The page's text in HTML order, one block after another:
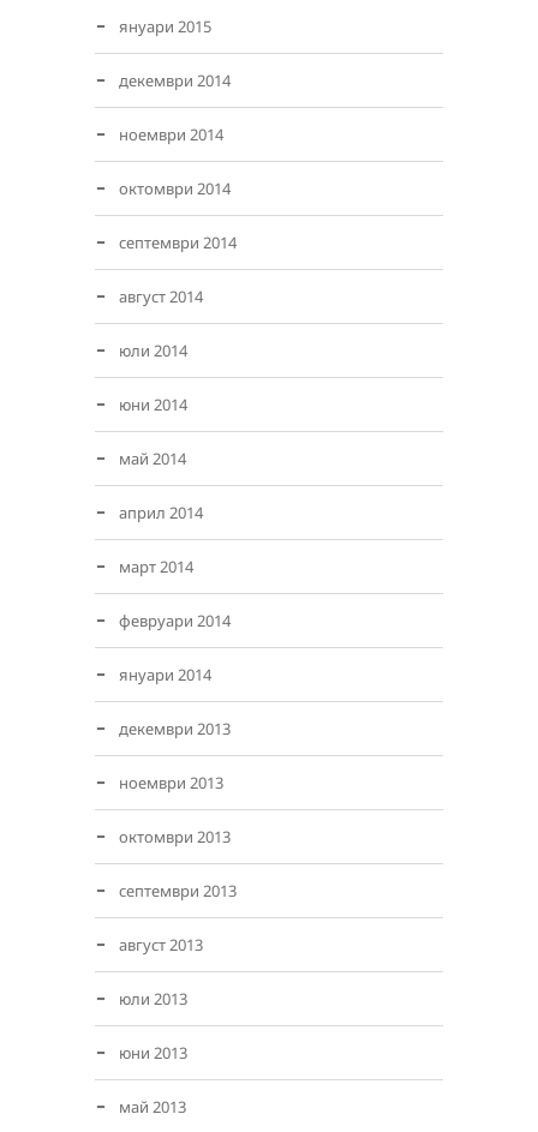
януари 2015
декември 2014
ноември 2014
октомври 2014
септември 2014
август 2014
юли 2014
юни 2014
май 2014
април 2014
март 2014
февруари 2014
януари 2014
декември 2013
ноември 2013
октомври 2013
септември 2013
август 2013
юли 2013
юни 2013
май 2013